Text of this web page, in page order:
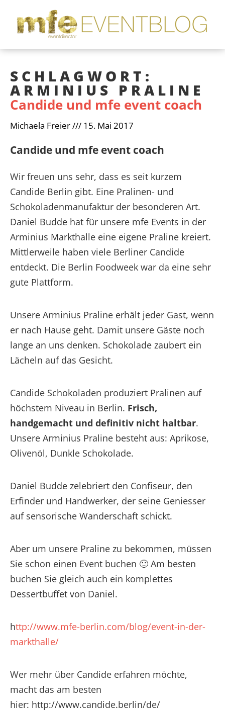
SCHLAGWORT:
ARMINIUS PRALINE
Candide und mfe event coach
Michaela Freier 15. Mai 2017
Candide und mfe event coach
Wir freuen uns sehr, dass es seit kurzem
Candide Berlin gibt. Eine Pralinen- und
Schokoladenmanufaktur der besonderen Art.
Daniel Budde hat für unsere mfe Events in der
Arminius Markthalle eine eigene Praline kreiert.
Mittlerweile haben viele Berliner Candide
entdeckt. Die Berlin Foodweek war da eine sehr
gute Plattform.
Unsere Arminius Praline erhält jeder Gast, wenn
er nach Hause geht. Damit unsere Gäste noch
lange an uns denken. Schokolade zaubert ein
Lächeln auf das Gesicht.
Candide Schokoladen produziert Pralinen auf
höchstem Niveau in Berlin. Frisch,
handgemacht und definitiv nicht haltbar.
Unsere Arminius Praline besteht aus: Aprikose,
Olivenöl, Dunkle Schokolade.
Daniel Budde zelebriert den Confiseur, den
Erfinder und Handwerker, der seine Geniesser
auf sensorische Wanderschaft schickt.
Aber um unsere Praline zu bekommen, müssen
Sie schon einen Event buchen 🙂 Am besten
buchen Sie gleich auch ein komplettes
Dessertbuffet von Daniel.
http://www.mfe-berlin.com/blog/event-in-der-
markthalle/
Wer mehr über Candide erfahren möchte,
macht das am besten
hier: http://www.candide.berlin/de/